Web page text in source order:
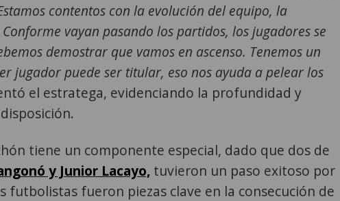
contentos con la evolución del equipo, la
vayan pasando los partidos, los jugadores se
demostrar que vamos en ascenso. Tenemos un
jugador puede ser titular, eso nos ayuda a pelear los
el estratega, evidenciando la profundidad y
tiene un componente especial, dado que dos de
y Junior Lacayo, tuvieron un paso exitoso por
futbolistas fueron piezas clave en la consecución de